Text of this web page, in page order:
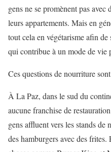
gens ne se promènent pas avec
leurs appartements. Mais en
tout cela en végétarisme afin de
qui contribue à un mode de vie
Ces questions de nourriture
À La Paz, dans le sud du
aucune franchise de
gens affluent vers les stands
des hamburgers avec des